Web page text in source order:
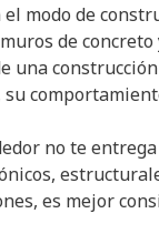
modo de
de
una
su
no te
es mejor